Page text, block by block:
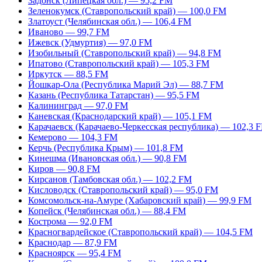
Зеленокумск (Ставропольский край) — 100,0 FM
Златоуст (Челябинская обл.) — 106,4 FM
Иваново — 99,7 FM
Ижевск (Удмуртия) — 97,0 FM
Изобильный (Ставропольский край) — 94,8 FM
Ипатово (Ставропольский край) — 105,3 FM
Иркутск — 88,5 FM
Йошкар-Ола (Республика Марий Эл) — 88,7 FM
Казань (Республика Татарстан) — 95,5 FM
Калининград — 97,0 FM
Каневская (Краснодарский край) — 105,1 FM
Карачаевск (Карачаево-Черкесская республика) — 102,3
Кемерово — 104,3 FM
Керчь (Республика Крым) — 101,8 FM
Кинешма (Ивановская обл.) — 90,8 FM
Киров — 90,8 FM
Кирсанов (Тамбовская обл.) — 102,2 FM
Кисловодск (Ставропольский край) — 95,0 FM
Комсомольск-на-Амуре (Хабаровский край) — 99,9 FM
Копейск (Челябинская обл.) — 88,4 FM
Кострома — 92,0 FM
Красногвардейское (Ставропольский край) — 104,5 FM
Краснодар — 87,9 FM
Красноярск — 95,4 FM